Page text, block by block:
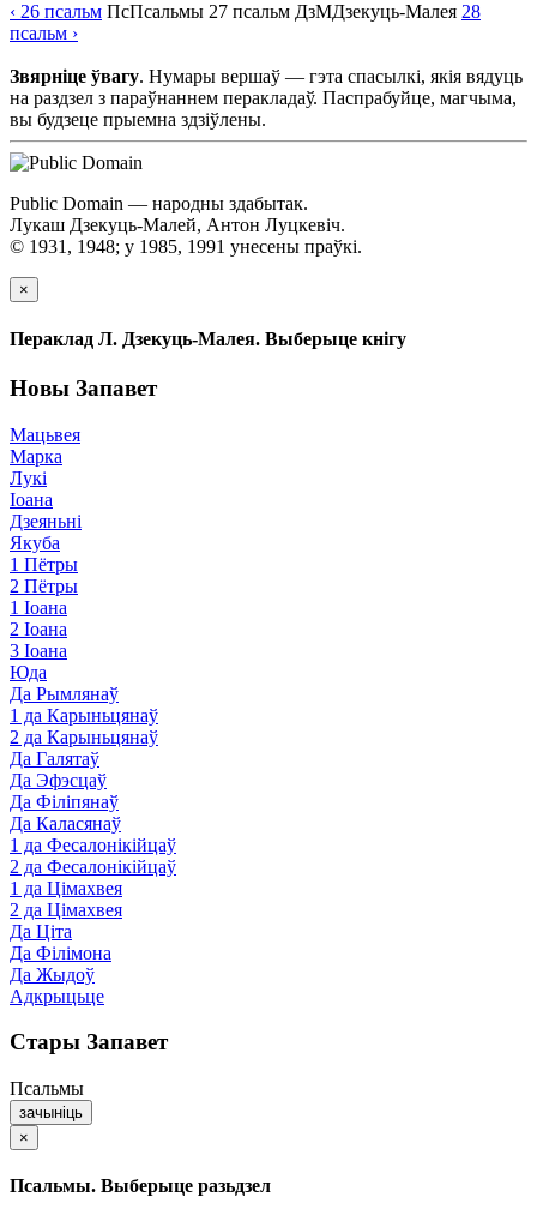
‹ 26 псальм ПсПсальмы 27 псальм ДзМДзекуць-Малея 28
псальм ›
Звярніце ўвагу. Нумары вершаў — гэта спасылкі, якія вядуць
на раздзел з параўнаннем перакладаў. Паспрабуйце, магчыма,
вы будзеце прыемна здзіўлены.
Public Domain — народны здабытак.
Лукаш Дзекуць-Малей, Антон Луцкевіч.
© 1931, 1948; у 1985, 1991 унесены праўкі.
×
Пераклад Л. Дзекуць-Малея. Выберыце кнігу
Новы Запавет
Мацьвея
Марка
Лукі
Іоана
Дзеяньні
Якуба
1 Пётры
2 Пётры
1 Іоана
2 Іоана
3 Іоана
Юда
Да Рымлянаў
1 да Карыньцянаў
2 да Карыньцянаў
Да Галятаў
Да Эфэсцаў
Да Філіпянаў
Да Каласянаў
1 да Фесалонікійцаў
2 да Фесалонікійцаў
1 да Цімахвея
2 да Цімахвея
Да Ціта
Да Філімона
Да Жыдоў
Адкрыцьце
Стары Запавет
Псальмы
зачыніць
×
Псальмы. Выберыце разьдзел